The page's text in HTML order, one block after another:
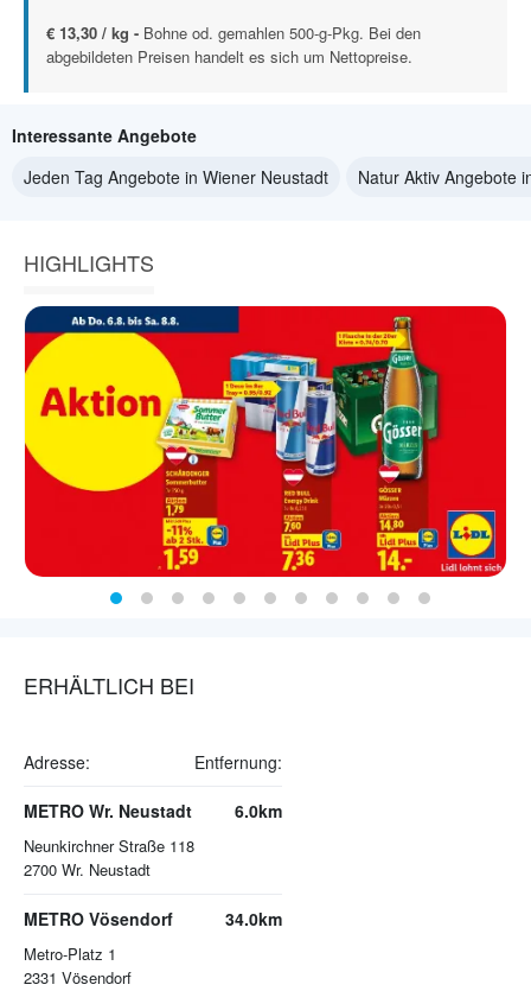
€ 13,30 / kg - Bohne od. gemahlen 500-g-Pkg. Bei den
abgebildeten Preisen handelt es sich um Nettopreise.
Interessante Angebote
Jeden Tag Angebote in Wiener Neustadt
Natur Aktiv Angebote
HIGHLIGHTS
ERHÄLTLICH BEI
Adresse: Entfernung:
METRO Wr. Neustadt
Neunkirchner Straße 118
2700 Wr. Neustadt
6.0km
METRO Vösendorf
Metro-Platz 1
2331 Vösendorf
34.0km